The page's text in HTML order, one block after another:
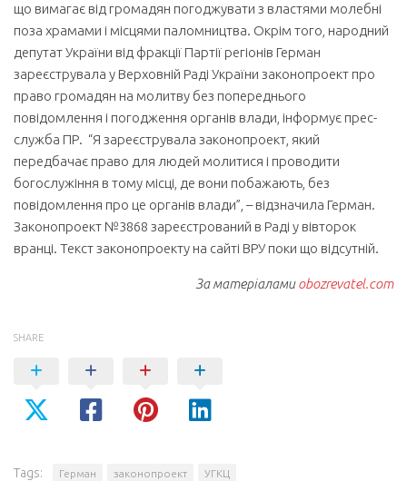
що вимагає від громадян погоджувати з властями молебні
поза храмами і місцями паломництва. Окрім того, народний
депутат України від фракції Партії регіонів Герман
зареєструвала у Верховній Раді України законопроект про
право громадян на молитву без попереднього
повідомлення і погодження органів влади, інформує прес-
служба ПР. “Я зареєструвала законопроект, який
передбачає право для людей молитися і проводити
богослужіння в тому місці, де вони побажають, без
повідомлення про це органів влади”, – відзначила Герман.
Законопроект №3868 зареєстрований в Раді у вівторок
вранці. Текст законопроекту на сайті ВРУ поки що відсутній.
За матеріаламиobozrevatel.com
SHARE
Tags: Герман законопроект УГКЦ